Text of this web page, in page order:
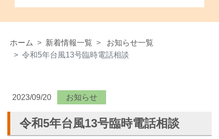
ホーム 新着情報一覧
お知らせ一覧
令和5年台風13号臨時電話相談
2023/09/20 お知らせ
令和5年台風13号臨時電話相談